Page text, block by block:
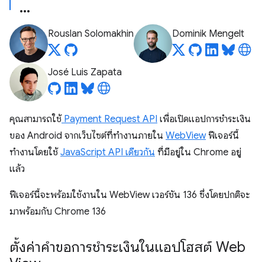
Rouslan Solomakhin Dominik Mengelt
José Luis Zapata
คุณสามารถใช้ Payment Request API เพื่อเปิดแอปการชำระเงิน
ของ Android จากเว็บไซต์ที่ทำงานภายใน WebViewฟีเจอร์นี้
ทำงานโดยใช้ JavaScript API เดียวกัน ที่มีอยู่ใน Chrome อยู่
แล้ว
ฟีเจอร์นี้จะพร้อมใช้งานใน WebView เวอร์ชัน 136 ซึ่งโดยปกติจะ
มาพร้อมกับ Chrome 136
ตั้งค่าคำขอการชำระเงินในแอปโฮสต์ Web